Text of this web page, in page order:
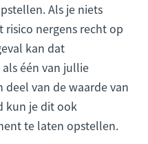
Als je niets
nergens recht op
kan dat
één van jullie
van de waarde van
kun je dit ook
te laten opstellen.